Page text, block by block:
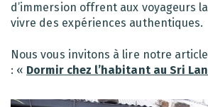
d’immersion offrent aux voyageurs
vivre des expériences authentiques.
Nous vous invitons à lire notre
: « Dormir chez l’habitant au Sri